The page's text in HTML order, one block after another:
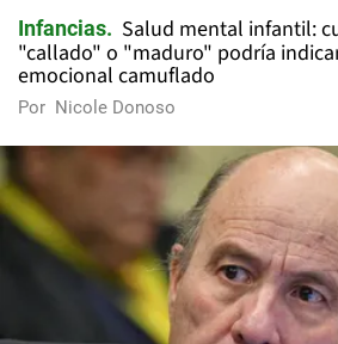
Infancias
Salud mental infantil:
"callado" o "maduro" podría
emocional camuflado
Por Nicole Donoso